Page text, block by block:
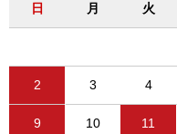
日 月 火
2 3 4
9 10 11